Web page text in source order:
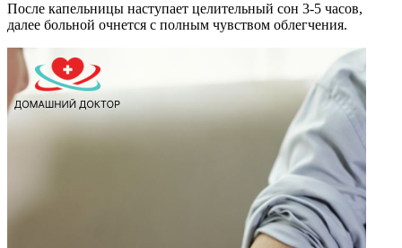
После капельницы наступает целительный сон 3-5 часов,
далее больной очнется с полным чувством облегчения.